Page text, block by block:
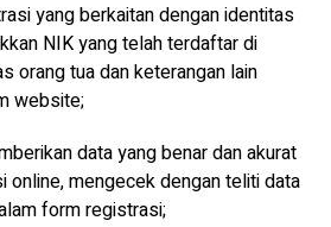
yang berkaitan dengan identitas
NIK yang telah terdaftar di
orang tua dan keterangan lain
website;
data yang benar dan akurat
online, mengecek dengan teliti data
form registrasi;